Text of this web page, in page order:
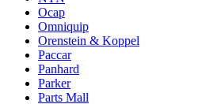
Ocap
Omniquip
Orenstein & Koppel
Paccar
Panhard
Parker
Parts Mall